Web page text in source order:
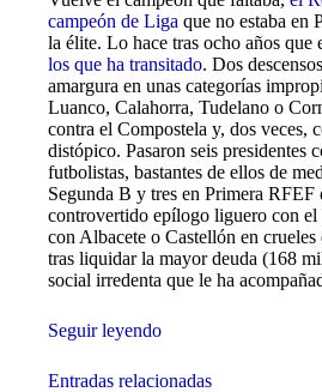
campeón de Liga que no estaba en
la élite. Lo hace tras ocho años que
los que ha transitado. Dos
amargura en unas categorías
Luanco, Calahorra, Tudelano o
contra el Compostela y, dos veces,
distópico. Pasaron seis presidentes
futbolistas, bastantes de ellos de
Segunda B y tres en Primera
controvertido epílogo liguero con
con Albacete o Castellón en
tras liquidar la mayor deuda (168
social irredenta que le ha
Seguir leyendo
Entradas relacionadas